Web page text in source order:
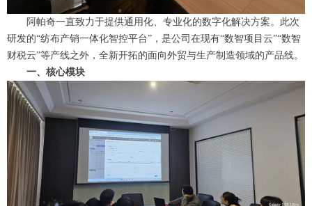
阿帕奇一直致力于提供通用化、专业化的数字化解决方案。此次
研发的“纺布产销一体化智控平台”，是公司在现有“数智项目云”“数智
财税云”等产线之外，全新开拓的面向外贸与生产制造领域的产品线。
一、核心模块